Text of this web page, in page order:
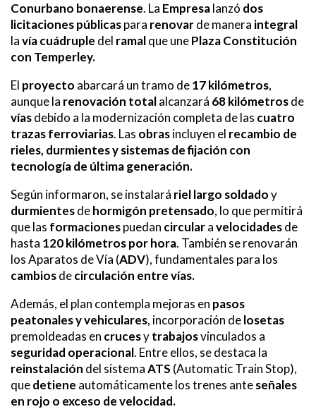
Conurbano bonaerense. La Empresalanzó dos
licitaciones públicaspara renovarde manera integral
lavía cuádruple del ramalque unePlaza Constitución
con Temperley.
El proyecto abarcará un tramo de17 kilómetros,
aunque la renovación totalalcanzará 68 kilómetrosde
víasdebido a la modernización completa de las cuatro
trazas ferroviarias. Las obrasincluyen el recambio de
rieles, durmientes y sistemas de fijación con
tecnología de última generación.
Según informaron, se instalará riel largo soldadoy
durmientesdehormigón pretensado, lo que permitirá
que las formacionespuedan circularavelocidadesde
hasta 120 kilómetros por hora. También se renovarán
los Aparatos de Vía (ADV), fundamentales para los
cambiosdecirculación entre vías.
Además, el plan contempla mejoras en pasos
peatonales y vehiculares, incorporación delosetas
premoldeadas en crucesytrabajosvinculados a
seguridad operacional. Entre ellos, se destaca la
reinstalación del sistemaATS (Automatic Train Stop),
quedetiene automáticamente los trenes anteseñales
en rojo o exceso de velocidad.